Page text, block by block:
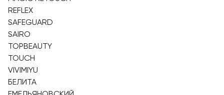
REFLEX
SAFEGUARD
SAIRO
TOPBEAUTY
TOUCH
VIVIMIYU
БЕЛИТА